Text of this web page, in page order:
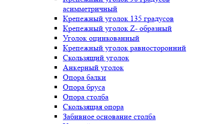
асимметричный
Крепежный уголок 135 градусов
Крепежный уголок Z- образный
Уголок оцинкованный
Крепежный уголок равносторонний
Скользящий уголок
Анкерный уголок
Опора балки
Опора бруса
Опора столба
Скользящая опора
Забивное основание столба